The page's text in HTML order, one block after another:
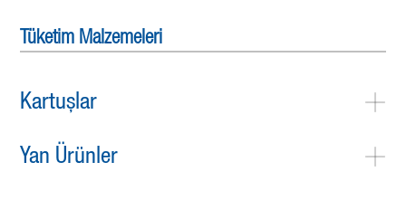
Tüketim Malzemeleri
Kartuşlar
Yan Ürünler